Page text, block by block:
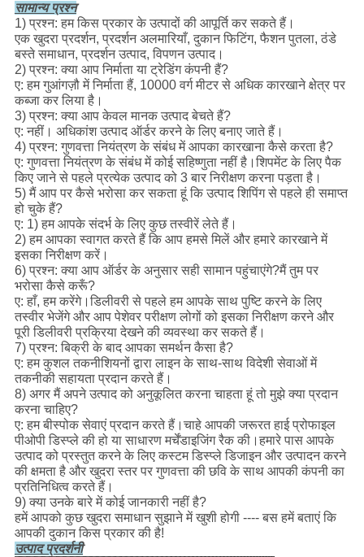
सामान्य प्रश्न
1) प्रश्न: हम किस प्रकार के उत्पादों की आपूर्ति कर सकते हैं।
एक खुदरा प्रदर्शन, प्रदर्शन अलमारियाँ, दुकान फिटिंग, फैशन पुतला, ठंडे
बस्ते समाधान, प्रदर्शन उत्पाद, विपणन उत्पाद।
2) प्रश्न: क्या आप निर्माता या ट्रेडिंग कंपनी हैं?
ए: हम गुआंगज़ौ में निर्माता हैं, 10000 वर्ग मीटर से अधिक कारखाने क्षेत्र पर
कब्जा कर लिया है।
3) प्रश्न: क्या आप केवल मानक उत्पाद बेचते हैं?
ए: नहीं। अधिकांश उत्पाद ऑर्डर करने के लिए बनाए जाते हैं।
4) प्रश्न: गुणवत्ता नियंत्रण के संबंध में आपका कारखाना कैसे करता है?
ए: गुणवत्ता नियंत्रण के संबंध में कोई सहिष्णुता नहीं है।शिपमेंट के लिए पैक
किए जाने से पहले प्रत्येक उत्पाद को 3 बार निरीक्षण करना पड़ता है।
5) मैं आप पर कैसे भरोसा कर सकता हूं कि उत्पाद शिपिंग से पहले ही समाप्त
हो चुके हैं?
ए: 1) हम आपके संदर्भ के लिए कुछ तस्वीरें लेते हैं।
2) हम आपका स्वागत करते हैं कि आप हमसे मिलें और हमारे कारखाने में
इसका निरीक्षण करें।
6) प्रश्न: क्या आप ऑर्डर के अनुसार सही सामान पहुंचाएंगे?मैं तुम पर
भरोसा कैसे करूँ?
ए: हाँ, हम करेंगे।डिलीवरी से पहले हम आपके साथ पुष्टि करने के लिए
तस्वीर भेजेंगे और आप पेशेवर परीक्षण लोगों को इसका निरीक्षण करने और
पूरी डिलीवरी प्रक्रिया देखने की व्यवस्था कर सकते हैं।
7) प्रश्न: बिक्री के बाद आपका समर्थन कैसा है?
ए: हम कुशल तकनीशियनों द्वारा लाइन के साथ-साथ विदेशी सेवाओं में
तकनीकी सहायता प्रदान करते हैं।
8) अगर मैं अपने उत्पाद को अनुकूलित करना चाहता हूं तो मुझे क्या प्रदान
करना चाहिए?
ए: हम बीस्पोक सेवाएं प्रदान करते हैं।चाहे आपकी जरूरत हाई प्रोफाइल
पीओपी डिस्प्ले की हो या साधारण मर्चेंडाइजिंग रैक की।हमारे पास आपके
उत्पाद को प्रस्तुत करने के लिए कस्टम डिस्प्ले डिजाइन और उत्पादन करने
की क्षमता है और खुदरा स्तर पर गुणवत्ता की छवि के साथ आपकी कंपनी का
प्रतिनिधित्व करते हैं।
9) क्या उनके बारे में कोई जानकारी नहीं है?
हमें आपको कुछ खुदरा समाधान सुझाने में खुशी होगी ---- बस हमें बताएं कि
आपकी दुकान किस प्रकार की है!
उत्पाद प्रदर्शनी